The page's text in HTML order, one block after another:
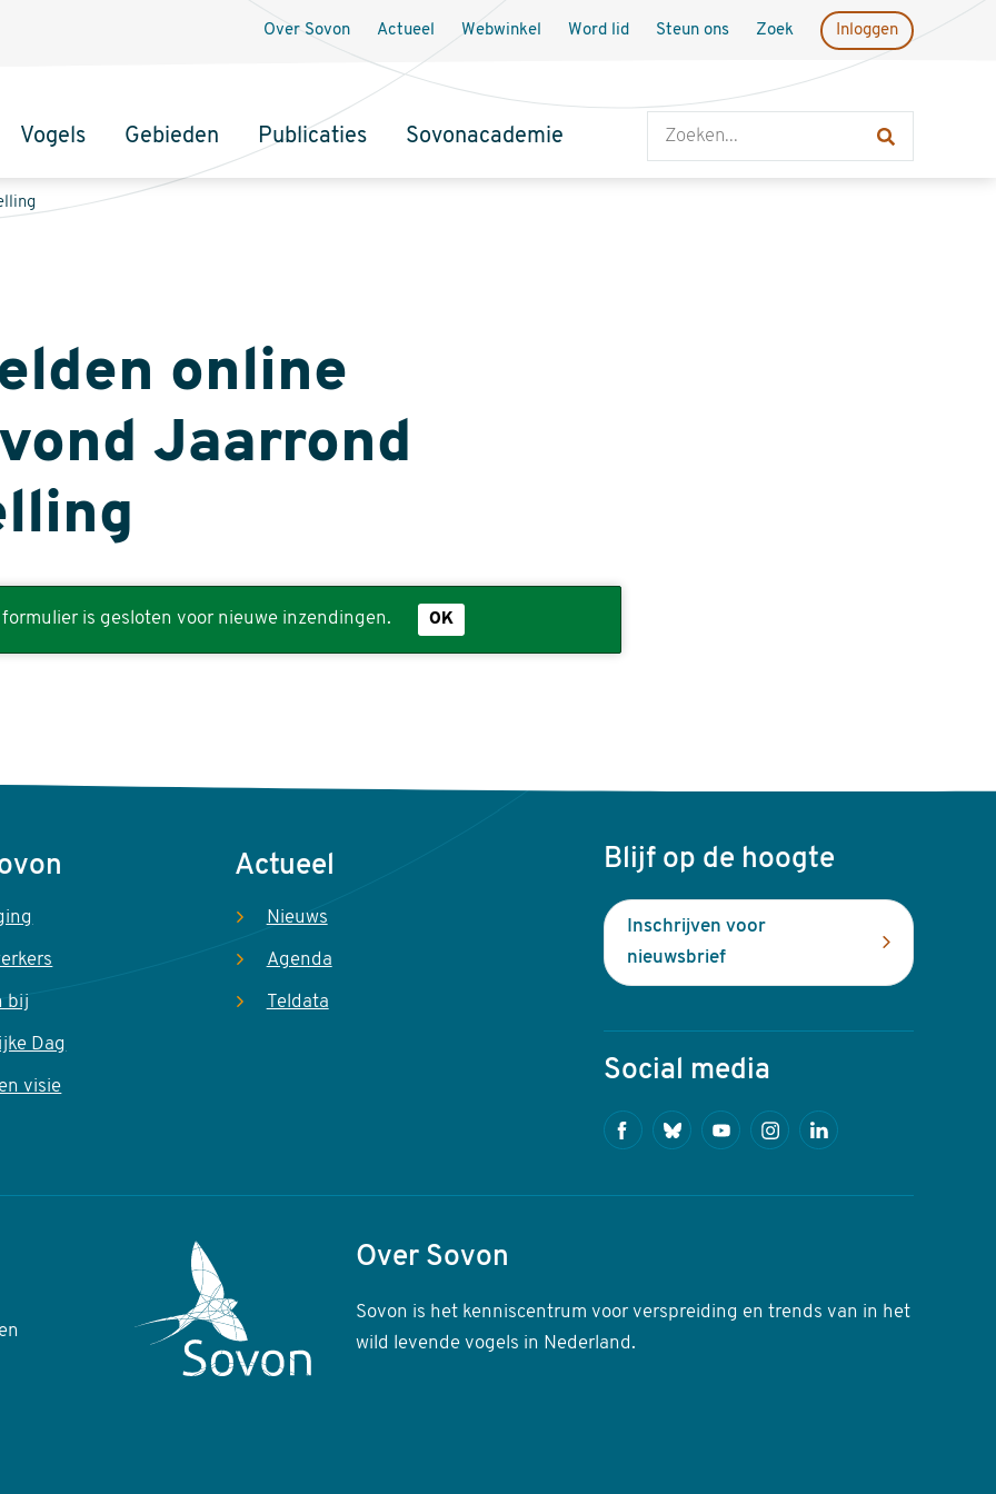
Vogels Gebieden Publicaties Sovonacademie
Over Sovon Actueel Webwinkel Word lid Steun ons Zoek Inloggen
online
Jaarrond
formulier is gesloten voor nieuwe inzendingen. OK
bij
Dag
visie
Actueel
Nieuws
Agenda
Teldata
Blijf op de hoogte
Inschrijven voor
nieuwsbrief
Social media
FacebookBlueskyYoutubeInstagramLinkedin
Over Sovon
Sovon is het kenniscentrum voor verspreiding en trends van in het
wild levende vogels in Nederland.